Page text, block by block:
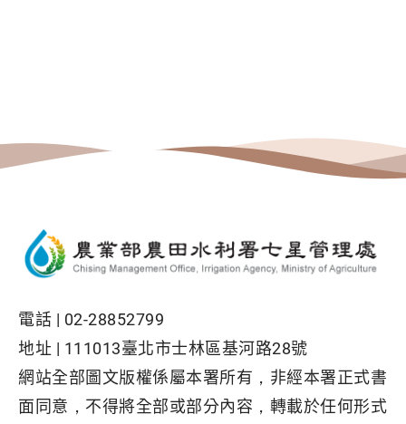
電話 | 02-28852799
地址 | 111013臺北市士林區基河路28號
網站全部圖文版權係屬本署所有，非經本署正式書
面同意，不得將全部或部分內容，轉載於任何形式